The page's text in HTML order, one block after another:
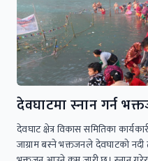
देवघाटमा स्नान गर्न
देवघाट क्षेत्र विकास समितिका
जाग्राम बस्ने भक्तजनले देवघाटको नदी